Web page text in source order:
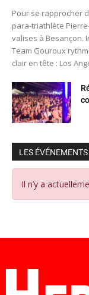
Pour se rapprocher
para-triathlète
valises à Besançon.
Team Gouroux
clair en tête : Los
LES
Il n’y a